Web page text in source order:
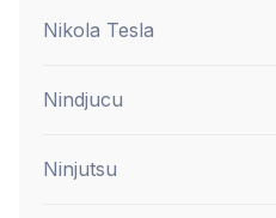
Nikola Tesla
Nindjucu
Ninjutsu